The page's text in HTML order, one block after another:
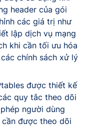
header của gói
các giá trị như
lập dịch vụ mạng
khi cần tối ưu hóa
chính sách xử lý
được thiết kế
quy tắc theo dõi
người dùng
được theo dõi